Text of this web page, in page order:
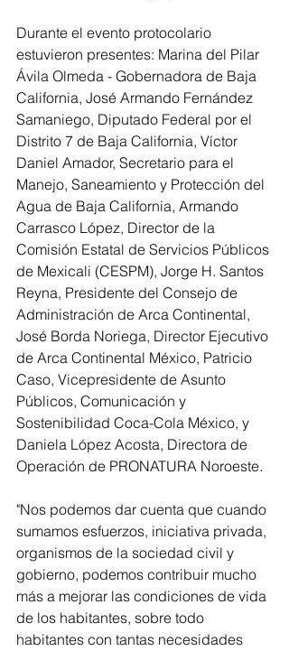
Durante el evento protocolario
estuvieron presentes: Marina del Pilar
Ávila Olmeda - Gobernadora de Baja
California, José Armando Fernández
Samaniego, Diputado Federal por el
Distrito 7 de Baja California, Víctor
Daniel Amador, Secretario para el
Manejo, Saneamiento y Protección del
Agua de Baja California, Armando
Carrasco López, Director de la
Comisión Estatal de Servicios Públicos
de Mexicali (CESPM), Jorge H. Santos
Reyna, Presidente del Consejo de
Administración de Arca Continental,
José Borda Noriega, Director Ejecutivo
de Arca Continental México, Patricio
Caso, Vicepresidente de Asunto
Públicos, Comunicación y
Sostenibilidad Coca-Cola México, y
Daniela López Acosta, Directora de
Operación de PRONATURA Noroeste.
"Nos podemos dar cuenta que cuando
sumamos esfuerzos, iniciativa privada,
organismos de la sociedad civil y
gobierno, podemos contribuir mucho
más a mejorar las condiciones de vida
de los habitantes, sobre todo
habitantes con tantas necesidades